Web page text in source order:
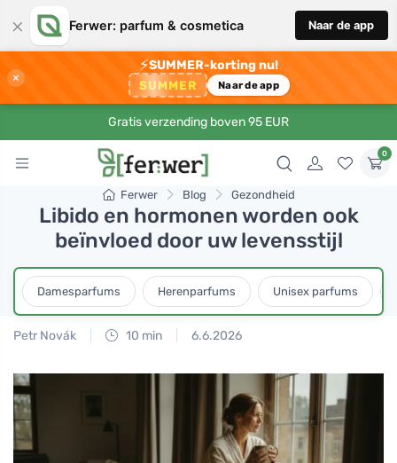
× Ferwer: parfum & cosmetica Naar de app
×
⚡SUMMER-korting nu!
SUMMER Naar de app
Gratis verzending boven 95 EUR
0
Ferwer Blog Gezondheid
Libido en hormonen worden ook
beïnvloed door uw levensstijl
Damesparfums Herenparfums Unisex parfums
Petr Novák 10 min 6.6.2026